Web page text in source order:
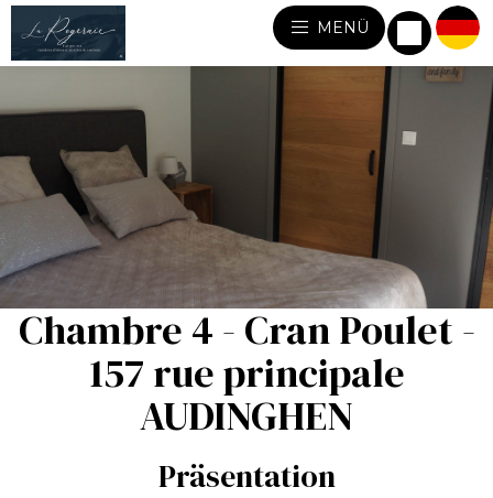
MENÜ
Chambre 4 - Cran Poulet -
157 rue principale
AUDINGHEN
Präsentation